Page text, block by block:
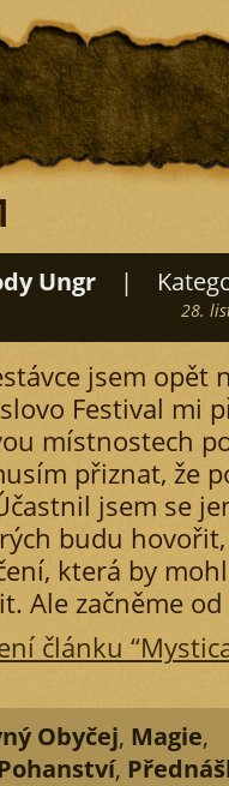
Ungr |
28.
jsem opět
Festival mi
místnostech
přiznat, že
jsem se
budu
která by
Ale začněme od
článku
Obyčej, Magie,
,